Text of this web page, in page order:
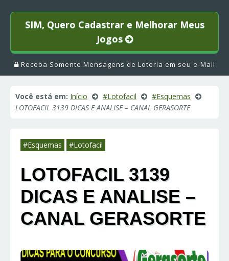
SIM, Quero Cadastrar e Melhorar Meus
Jogos
Receba Somente Mensagens de Loteria em seu e-Mail
Você está em: Início #Lotofacil
#Esquemas
LOTOFACIL 3139 DICAS E ANALISE – CANAL GERASORTE
#Esquemas #Lotofacil
LOTOFACIL 3139
DICAS E ANALISE –
CANAL GERASORTE